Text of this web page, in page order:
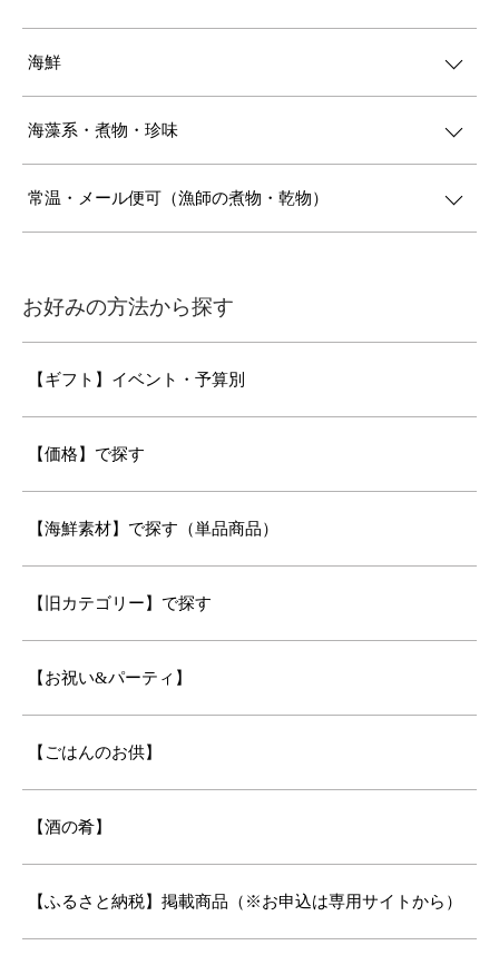
海鮮
海藻系・煮物・珍味
常温・メール便可（漁師の煮物・乾物）
お好みの方法から探す
【ギフト】イベント・予算別
【価格】で探す
【海鮮素材】で探す（単品商品）
【旧カテゴリー】で探す
【お祝い&パーティ】
【ごはんのお供】
【酒の肴】
【ふるさと納税】掲載商品（※お申込は専用サイトから）